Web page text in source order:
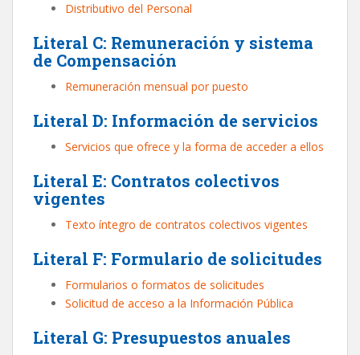
Distributivo del Personal
Literal C: Remuneración y sistema
de Compensación
Remuneración mensual por puesto
Literal D: Información de servicios
Servicios que ofrece y la forma de acceder a ellos
Literal E: Contratos colectivos
vigentes
Texto íntegro de contratos colectivos vigentes
Literal F: Formulario de solicitudes
Formularios o formatos de solicitudes
Solicitud de acceso a la Información Pública
Literal G: Presupuestos anuales